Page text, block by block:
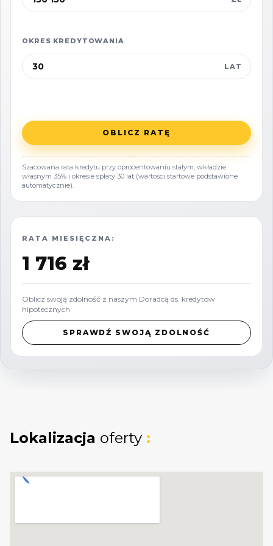
wygodny dojazd z centrum Wejherowa oraz
drogi krajowej
potencjał wzrostu wartości w najbliższych
Przeznaczenie terenu: rekreacyjne
zieleń prywatną
rekreację rodzinną
projekt pod domki rekreacyjne (w zależności
od lokalnych regulacji i uzyskania stosownych
_
OKRES KREDYTOWANIA
LAT
OBLICZ RATĘ
Szacowana rata kredytu przy oprocentowaniu stałym, wkładzie
własnym 35% i okresie spłaty 30 lat (wartości startowe podstawione
automatycznie).
RATA MIESIĘCZNA:
1 716 zł
Oblicz swoją zdolność z naszym Doradcą ds. kredytów
hipotecznych
SPRAWDŹ SWOJĄ ZDOLNOŚĆ
Lokalizacja oferty :